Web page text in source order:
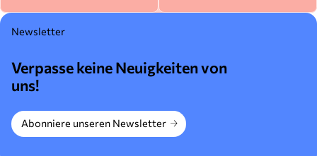
Newsletter
Verpasse keine Neuigkeiten von
uns!
Abonniere unseren Newsletter